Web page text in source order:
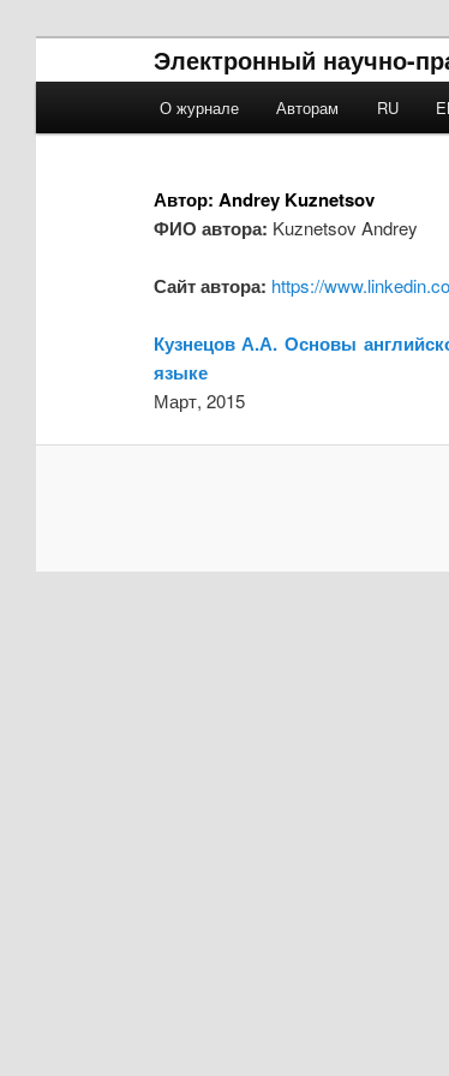
Электронный научно-
Skip to primary content
Skip to secondary content
О журнале Авторам RU
Автор: Andrey Kuznetsov
ФИО автора: Kuznetsov Andrey
Сайт автора: https://
Кузнецов А.А. Основы
языке
Март, 2015